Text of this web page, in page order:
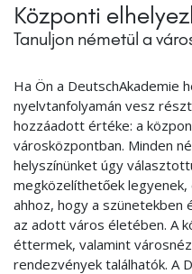
Központi
Tanuljon németül a
Ha Ön a DeutschAkademie
nyelvtanfolyamán vesz
hozzáadott értéke: a
városközpontban. Minden
helyszínünket úgy
megközelíthetőek
ahhoz, hogy a szünetekben
az adott város életében. A
éttermek, valamint
rendezvények találhatók. A